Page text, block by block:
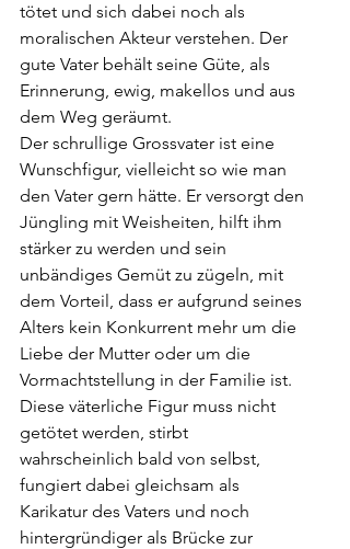
tötet und sich dabei noch als
moralischen Akteur verstehen. Der
gute Vater behält seine Güte, als
Erinnerung, ewig, makellos und aus
dem Weg geräumt.
Der schrullige Grossvater ist eine
Wunschfigur, vielleicht so wie man
den Vater gern hätte. Er versorgt den
Jüngling mit Weisheiten, hilft ihm
stärker zu werden und sein
unbändiges Gemüt zu zügeln, mit
dem Vorteil, dass er aufgrund seines
Alters kein Konkurrent mehr um die
Liebe der Mutter oder um die
Vormachtstellung in der Familie ist.
Diese väterliche Figur muss nicht
getötet werden, stirbt
wahrscheinlich bald von selbst,
fungiert dabei gleichsam als
Karikatur des Vaters und noch
hintergründiger als Brücke zur